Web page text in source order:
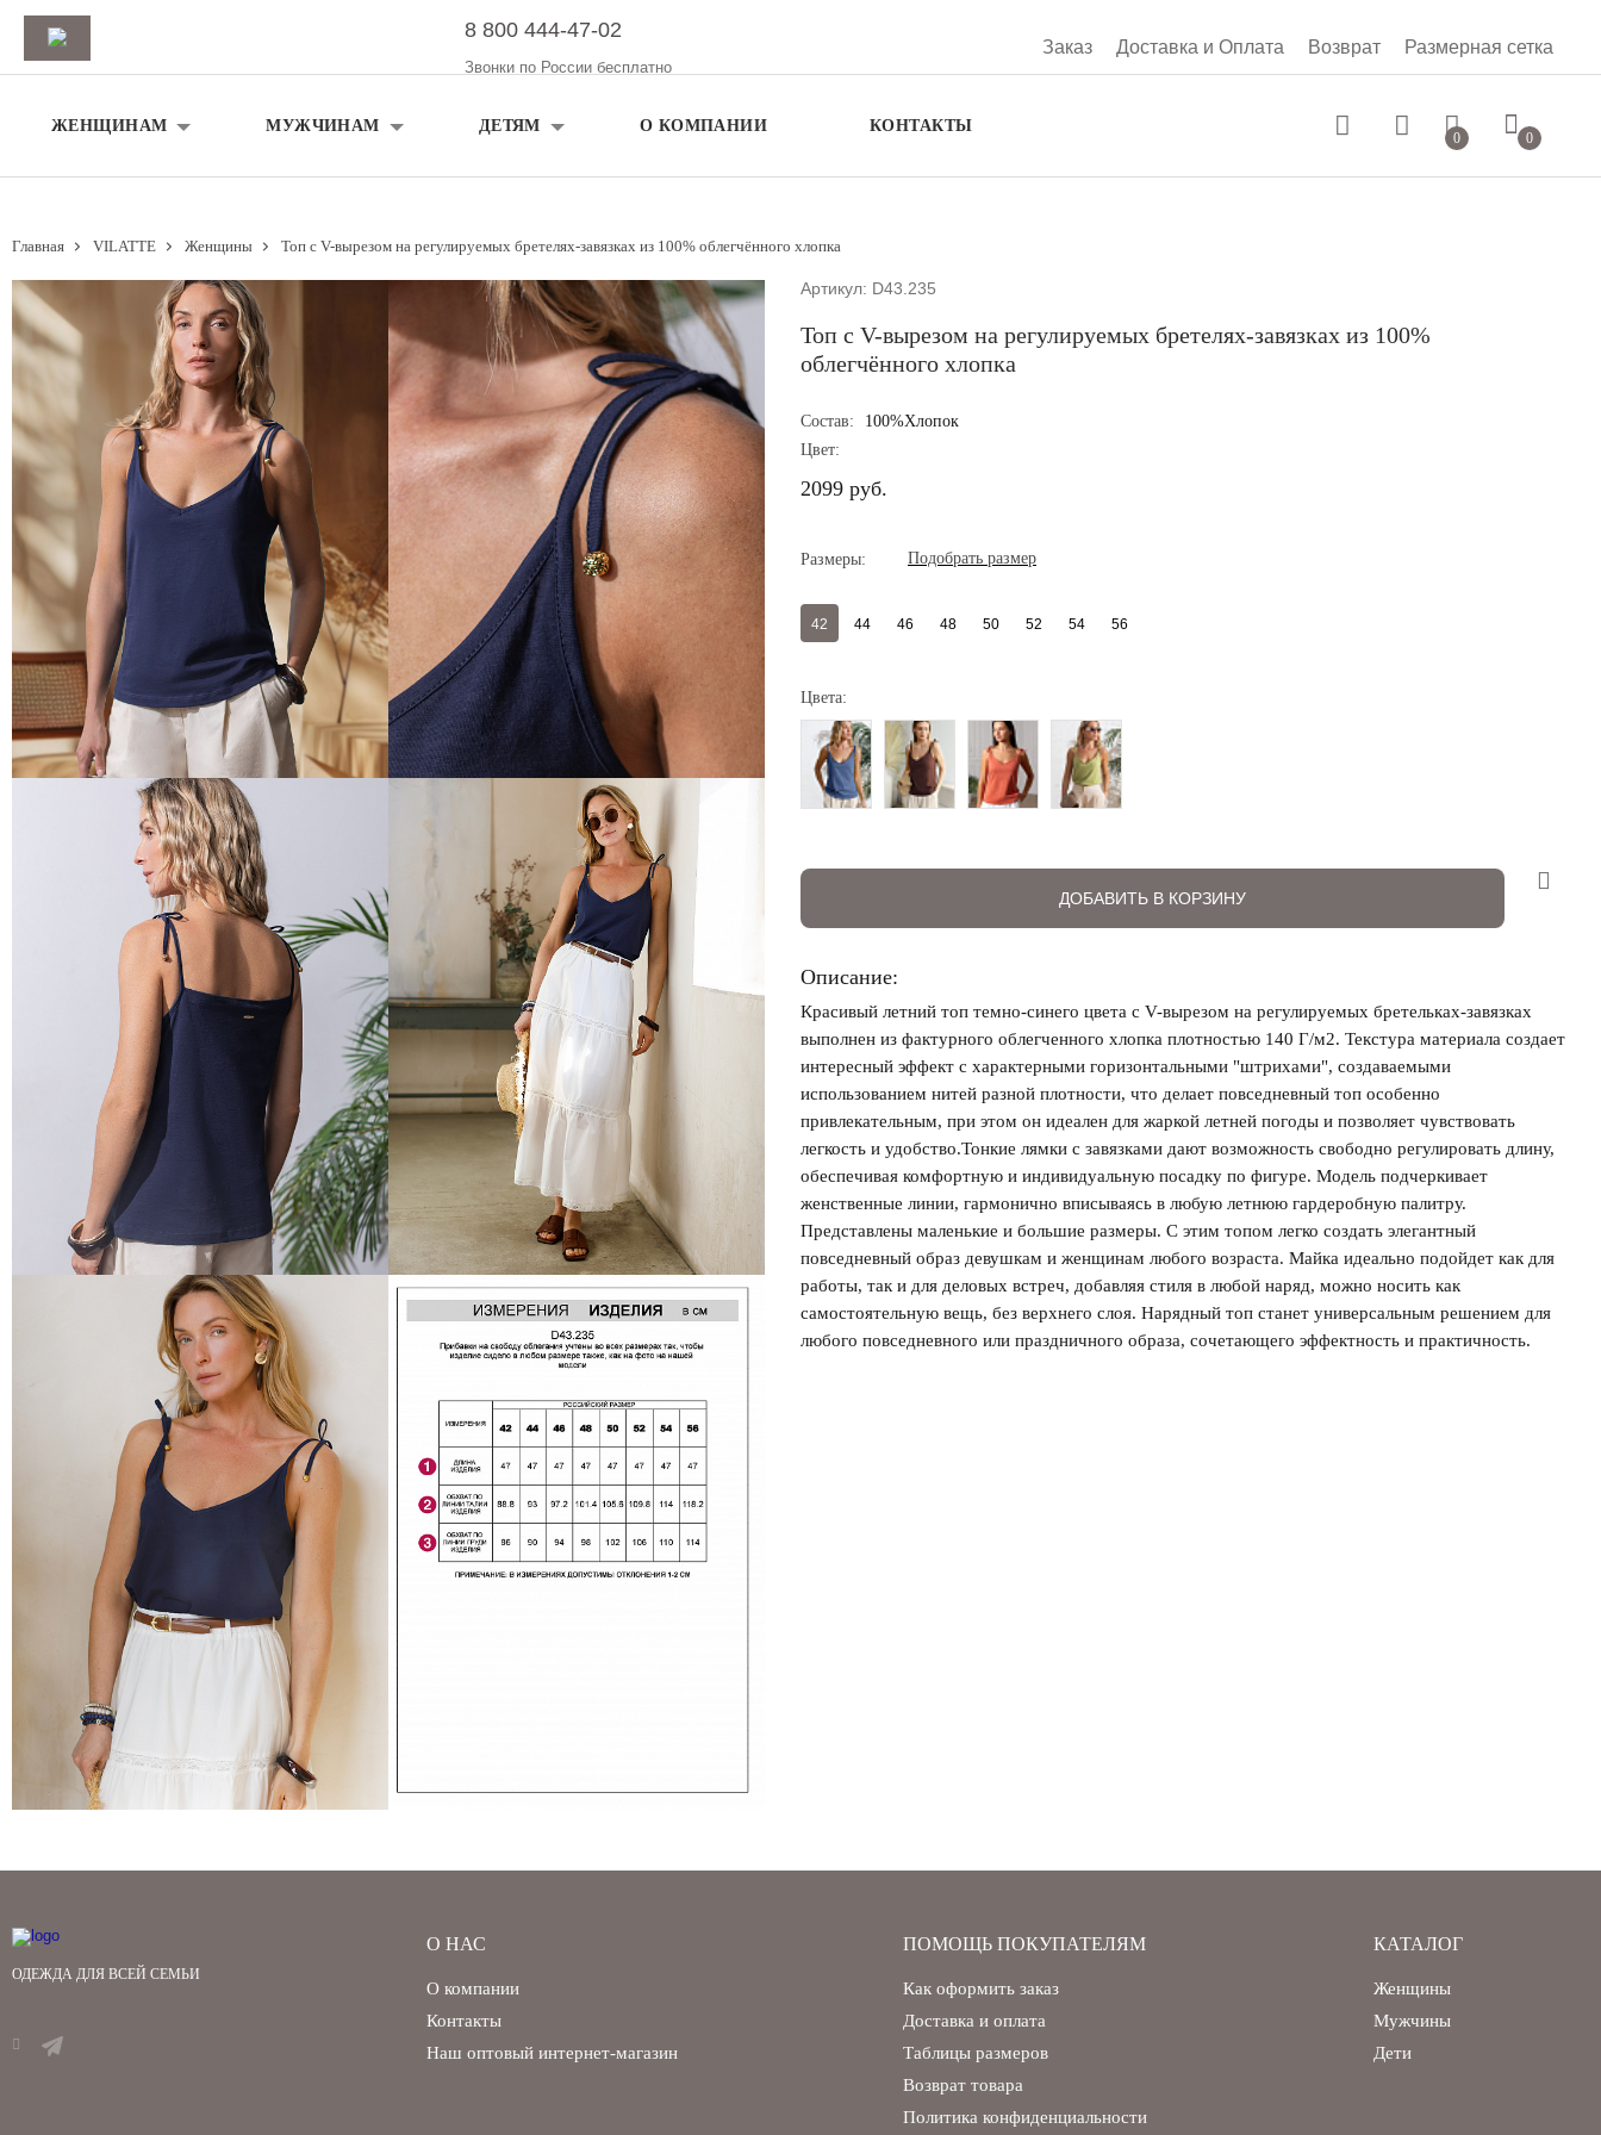
8 800 444-47-02
Звонки по России бесплатно
Заказ Доставка и Оплата Возврат Размерная сетка
ЖЕНЩИНАМ МУЖЧИНАМ ДЕТЯМ О КОМПАНИИ КОНТАКТЫ
Регистрация
Запомнить меня на этом компьютере
Забыли свой пароль?
0 0
0 руб.
Главная VILATTE Женщины Топ с V-вырезом на регулируемых бретелях-завязках из 100% облегчённого хлопка
Артикул: D43.235
Топ с V-вырезом на регулируемых бретелях-завязках из 100%
облегчённого хлопка
Состав:
100%Хлопок
Цвет:
2099 руб.
Размеры: Подобрать размер
42 44 46 48 50 52 54 56
Цвета:
ДОБАВИТЬ В КОРЗИНУ
Описание:
Красивый летний топ темно-синего цвета с V-вырезом на регулируемых бретельках-завязках
выполнен из фактурного облегченного хлопка плотностью 140 Г/м2. Текстура материала создает
интересный эффект с характерными горизонтальными "штрихами", создаваемыми
использованием нитей разной плотности, что делает повседневный топ особенно
привлекательным, при этом он идеален для жаркой летней погоды и позволяет чувствовать
легкость и удобство.Тонкие лямки с завязками дают возможность свободно регулировать длину,
обеспечивая комфортную и индивидуальную посадку по фигуре. Модель подчеркивает
женственные линии, гармонично вписываясь в любую летнюю гардеробную палитру.
Представлены маленькие и большие размеры. С этим топом легко создать элегантный
повседневный образ девушкам и женщинам любого возраста. Майка идеально подойдет как для
работы, так и для деловых встреч, добавляя стиля в любой наряд, можно носить как
самостоятельную вещь, без верхнего слоя. Нарядный топ станет универсальным решением для
любого повседневного или праздничного образа, сочетающего эффектность и практичность.
ОДЕЖДА ДЛЯ ВСЕЙ СЕМЬИ
О НАС
О компании
Контакты
Наш оптовый интернет-магазин
ПОМОЩЬ ПОКУПАТЕЛЯМ
Как оформить заказ
Доставка и оплата
Таблицы размеров
Возврат товара
Политика конфиденциальности
КАТАЛОГ
Женщины
Мужчины
Дети